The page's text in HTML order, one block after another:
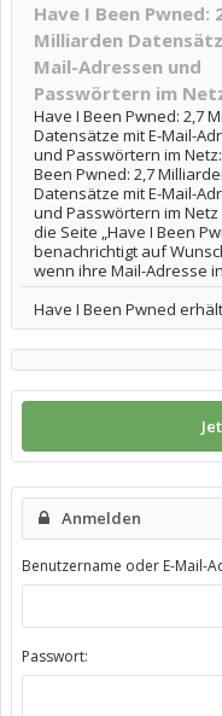
Have I Been Pwned:
Milliarden
Mail-Adressen und
Passwörtern im
Have I Been Pwned: 2,7
Datensätze mit E-Mail-
und Passwörtern im
Been Pwned: 2,7
Datensätze mit E-Mail-
und Passwörtern im
die Seite „Have I Been
benachrichtigt auf
wenn ihre Mail-Adresse
Have I Been Pwned
Anmelden
Benutzername oder E-Mail-
Passwort: